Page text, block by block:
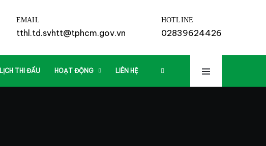
EMAIL
tthl.td.svhtt@tphcm.gov.vn
HOTLINE
02839624426
LỊCH THI ĐẤU HOẠT ĐỘNG LIÊN HỆ